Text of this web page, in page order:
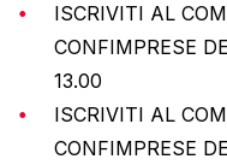
ISCRIVITI AL
CONFIMPRESE
13.00
ISCRIVITI AL
CONFIMPRESE